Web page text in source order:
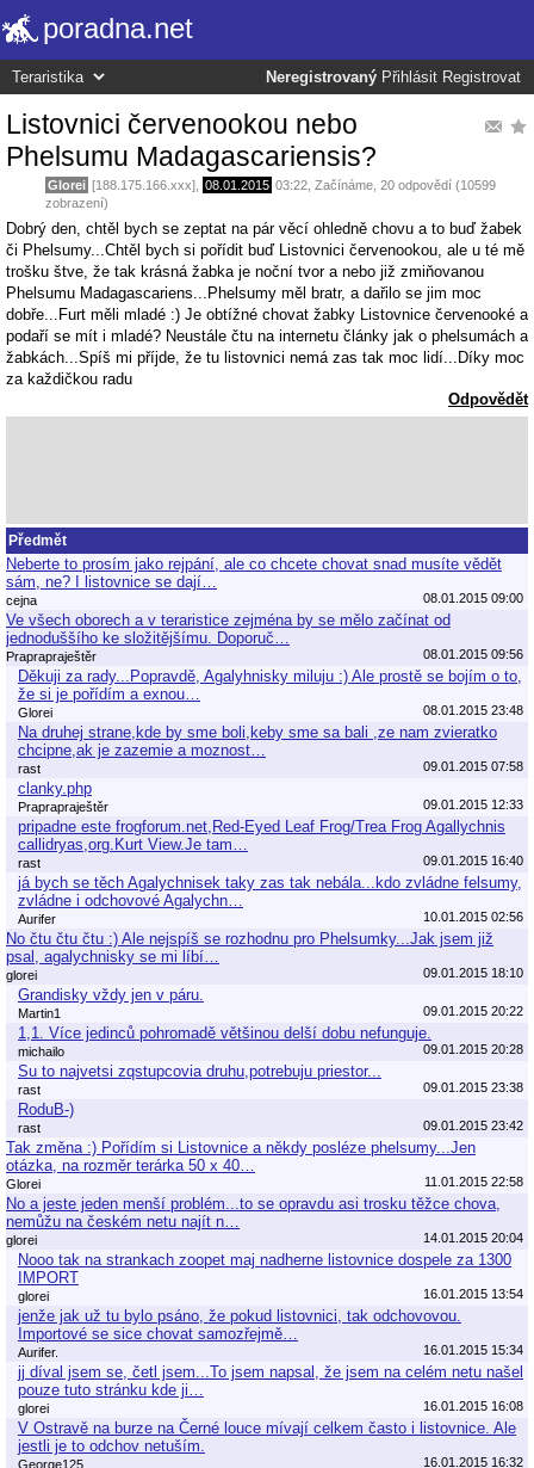
poradna.net
Neregistrovaný Přihlásit Registrovat
Listovnici červenookou nebo
Phelsumu Madagascariensis?
Glorei [188.175.166.xxx], 08.01.2015 03:22 Začínáme , 20 odpovědí (10599
zobrazení)
Dobrý den, chtěl bych se zeptat na pár věcí ohledně chovu a to buď žabek
či Phelsumy...Chtěl bych si pořídit buď Listovnici červenookou, ale u té mě
trošku štve, že tak krásná žabka je noční tvor a nebo již zmiňovanou
Phelsumu Madagascariens...Phelsumy měl bratr, a dařilo se jim moc
dobře...Furt měli mladé :) Je obtížné chovat žabky Listovnice červenooké a
podaří se mít i mladé? Neustále čtu na internetu články jak o phelsumách a
žabkách...Spíš mi příjde, že tu listovnici nemá zas tak moc lidí...Díky moc
za každičkou radu
Odpovědět
Předmět
Neberte to prosím jako rejpání, ale co chcete chovat snad musíte vědět
sám, ne? I listovnice se dají…
cejna 08.01.2015 09:00
Ve všech oborech a v teraristice zejména by se mělo začínat od
jednoduššího ke složitějšímu. Doporuč…
Praprapraještěr 08.01.2015 09:56
Děkuji za rady...Popravdě, Agalyhnisky miluju :) Ale prostě se bojím o to,
že si je pořídím a exnou…
Glorei 08.01.2015 23:48
Na druhej strane,kde by sme boli,keby sme sa bali ,ze nam zvieratko
chcipne,ak je zazemie a moznost…
rast 09.01.2015 07:58
clanky.php
Praprapraještěr 09.01.2015 12:33
pripadne este frogforum.net,Red-Eyed Leaf Frog/Trea Frog Agallychnis
callidryas,org.Kurt View.Je tam…
rast 09.01.2015 16:40
já bych se těch Agalychnisek taky zas tak nebála...kdo zvládne felsumy,
zvládne i odchovové Agalychn…
Aurifer 10.01.2015 02:56
No čtu čtu čtu :) Ale nejspíš se rozhodnu pro Phelsumky...Jak jsem již
psal, agalychnisky se mi líbí…
glorei 09.01.2015 18:10
Grandisky vždy jen v páru.
Martin1 09.01.2015 20:22
1,1. Více jedinců pohromadě většinou delší dobu nefunguje.
michailo 09.01.2015 20:28
Su to najvetsi zqstupcovia druhu,potrebuju priestor...
rast 09.01.2015 23:38
RoduB-)
rast 09.01.2015 23:42
Tak změna :) Pořídím si Listovnice a někdy posléze phelsumy...Jen
otázka, na rozměr terárka 50 x 40…
Glorei 11.01.2015 22:58
No a jeste jeden menší problém...to se opravdu asi trosku těžce chova,
nemůžu na českém netu najít n…
glorei 14.01.2015 20:04
Nooo tak na strankach zoopet maj nadherne listovnice dospele za 1300
IMPORT
glorei 16.01.2015 13:54
jenže jak už tu bylo psáno, že pokud listovnici, tak odchovovou.
Importové se sice chovat samozřejmě…
Aurifer. 16.01.2015 15:34
jj díval jsem se, četl jsem...To jsem napsal, že jsem na celém netu našel
pouze tuto stránku kde ji…
glorei 16.01.2015 16:08
V Ostravě na burze na Černé louce mívají celkem často i listovnice. Ale
jestli je to odchov netuším.
George125 16.01.2015 16:32